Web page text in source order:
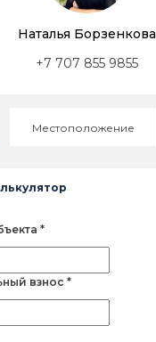
Наталья Борзенкова
+7 707 855 9855
Местоположение
*
взнос *